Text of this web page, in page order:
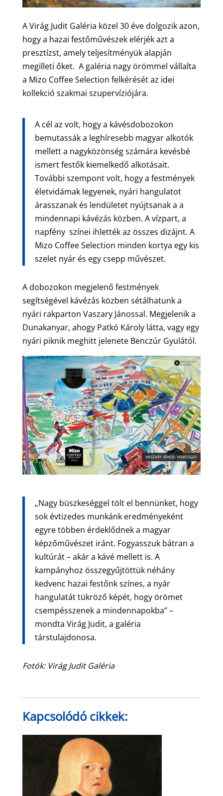
A Virág Judit Galéria közel 30 éve dolgozik azon,
hogy a hazai festőművészek elérjék azt a
presztízst, amely teljesítményük alapján
megilleti őket. A galéria nagy örömmel vállalta
a Mizo Coffee Selection felkérését az idei
kollekció szakmai szupervíziójára.
A cél az volt, hogy a kávésdobozokon
bemutassák a leghíresebb magyar alkotók
mellett a nagyközönség számára kevésbé
ismert festők kiemelkedő alkotásait.
További szempont volt, hogy a festmények
életvidámak legyenek, nyári hangulatot
árasszanak és lendületet nyújtsanak a a
mindennapi kávézás közben. A vízpart, a
napfény színei ihlették az összes dizájnt. A
Mizo Coffee Selection minden kortya egy kis
szelet nyár és egy csepp művészet.
A dobozokon megjelenő festmények
segítségével kávézás közben sétálhatunk a
nyári rakparton Vaszary Jánossal. Megjelenik a
Dunakanyar, ahogy Patkó Károly látta, vagy egy
nyári piknik meghitt jelenete Benczúr Gyulától.
„Nagy büszkeséggel tölt el bennünket, hogy
sok évtizedes munkánk eredményeként
egyre többen érdeklődnek a magyar
képzőművészet iránt. Fogyasszuk bátran a
kultúrát – akár a kávé mellett is. A
kampányhoz összegyűjtöttük néhány
kedvenc hazai festőnk színes, a nyár
hangulatát tükröző képét, hogy örömet
csempésszenek a mindennapokba” –
mondta Virág Judit, a galéria
társtulajdonosa.
Fotók: Virág Judit Galéria
Kapcsolódó cikkek: